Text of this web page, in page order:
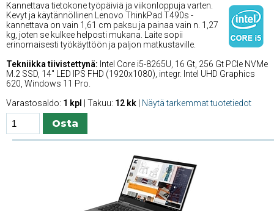
Kannettava tietokone työpäiviä ja viikonloppuja varten.
Kevyt ja käytännöllinen Lenovo ThinkPad T490s -
kannettava on vain 1,61 cm paksu ja painaa vain n. 1,27
kg, joten se kulkee helposti mukana. Laite sopii
erinomaisesti työkäyttöön ja paljon matkustaville.
Tekniikka tiivistettynä: Intel Core i5-8265U, 16 Gt, 256 Gt PCIe NVMe
M.2 SSD, 14'' LED IPS FHD (1920x1080), integr. Intel UHD Graphics
620, Windows 11 Pro.
Varastosaldo: 1 kpl | Takuu: 12 kk Näytä tarkemmat tuotetiedot